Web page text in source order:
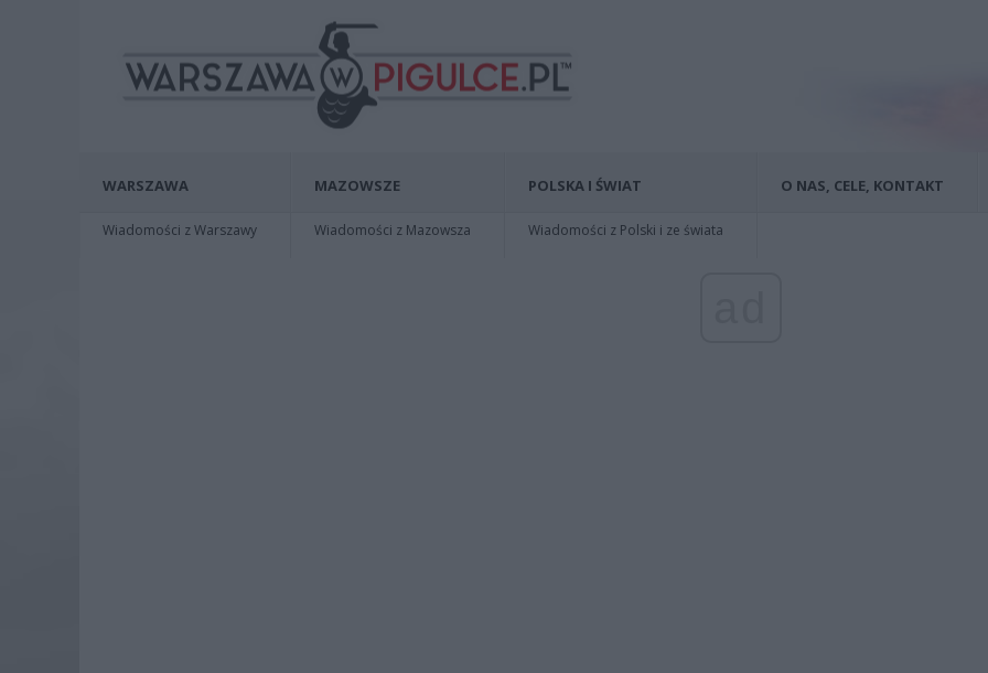
WARSZAWA
Wiadomości z Warszawy
MAZOWSZE
Wiadomości z Mazowsza
POLSKA I ŚWIAT
Wiadomości z Polski i ze świata
O NAS, CELE, KONTAKT